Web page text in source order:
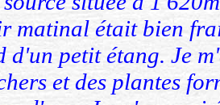
matinal était bien
d'un petit étang. Je
et des plantes